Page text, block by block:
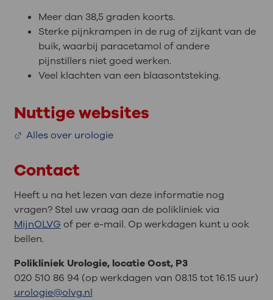
Meer dan 38,5 graden koorts.
Sterke pijnkrampen in de rug of zijkant van de
buik, waarbij paracetamol of andere
pijnstillers niet goed werken.
Veel klachten van een blaasontsteking.
Nuttige websites
Alles over urologie
Contact
Heeft u na het lezen van deze informatie nog
vragen? Stel uw vraag aan de polikliniek via
MijnOLVG of per e-mail. Op werkdagen kunt u ook
bellen.
Polikliniek Urologie, locatie Oost, P3
020 510 86 94 (op werkdagen van 08.15 tot 16.15 uur)
urologie@olvg.nl